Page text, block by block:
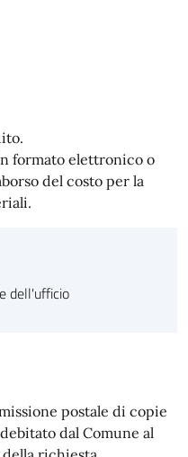
formato elettronico o
del costo per la
dell'ufficio
postale di copie
dal Comune al